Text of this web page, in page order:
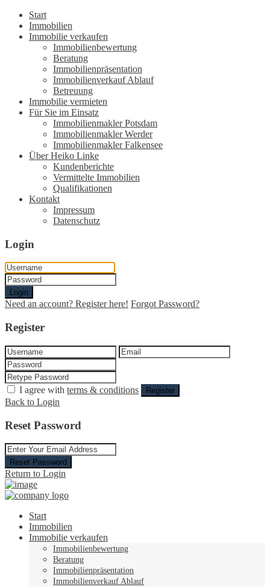
Start
Immobilien
Immobilie verkaufen
Immobilienbewertung
Beratung
Immobilienpräsentation
Immobilienverkauf Ablauf
Betreuung
Immobilie vermieten
Für Sie im Einsatz
Immobilienmakler Potsdam
Immobilienmakler Werder
Immobilienmakler Falkensee
Über Heiko Linke
Kundenberichte
Vermittelte Immobilien
Qualifikationen
Kontakt
Impressum
Datenschutz
Login
Login
Need an account? Register here! Forgot Password?
Register
I agree with terms & conditions Register
Back to Login
Reset Password
Reset Password
Return to Login
Start
Immobilien
Immobilie verkaufen
Immobilienbewertung
Beratung
Immobilienpräsentation
Immobilienverkauf Ablauf